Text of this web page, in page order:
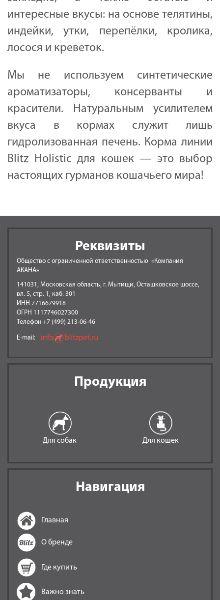
интересные вкусы: на основе телятины,
индейки, утки, перепёлки, кролика,
лосося и креветок.
Мы не используем синтетические
ароматизаторы, консерванты и
красители. Натуральным усилителем
вкуса в кормах служит лишь
гидролизованная печень. Корма линии
Blitz Holistic для кошек — это выбор
настоящих гурманов кошачьего мира!
Реквизиты
Общество с ограниченной ответственностью «Компания
АКАНА»
141031, Московская область, г. Мытищи, Осташковское шоссе,
вл. 5, стр. 1, каб. 301
ИНН 7716679918
ОГРН 1117746027300
Телефон +7 (499) 213-06-46
E-mail:
Продукция
Для собак Для кошек
Навигация
Главная
О бренде
Где купить
Важно знать